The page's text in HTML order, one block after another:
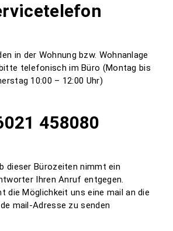
in der Wohnung bzw. Wohnanlage
telefonisch im Büro (Montag bis
10:00 – 12:00 Uhr)
458080
dieser Bürozeiten nimmt ein
Ihren Anruf entgegen.
die Möglichkeit uns eine mail an die
mail-Adresse zu senden